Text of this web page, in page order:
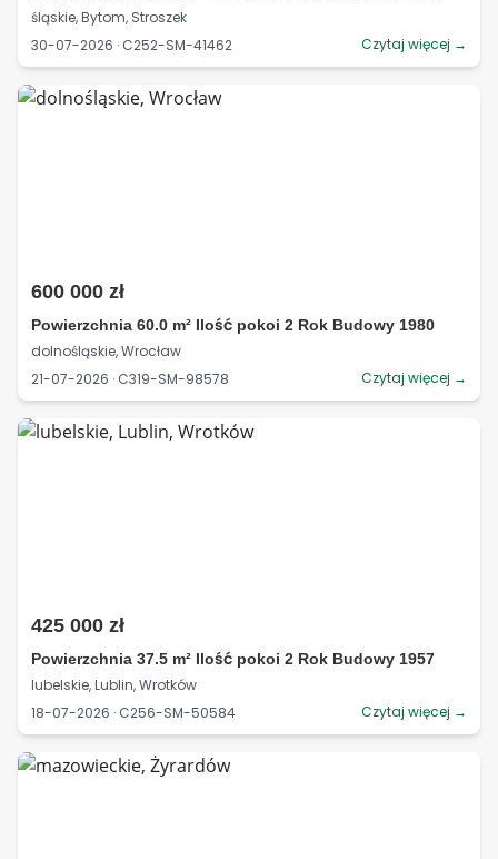
śląskie, Bytom, Stroszek
30-07-2026 · C252-SM-41462
Czytaj więcej →
600 000 zł
Powierzchnia 60.0 m² Ilość pokoi 2 Rok Budowy 1980
dolnośląskie, Wrocław
21-07-2026 · C319-SM-98578
Czytaj więcej →
425 000 zł
Powierzchnia 37.5 m² Ilość pokoi 2 Rok Budowy 1957
lubelskie, Lublin, Wrotków
18-07-2026 · C256-SM-50584
Czytaj więcej →